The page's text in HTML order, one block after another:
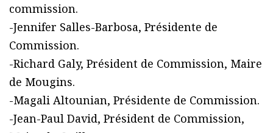
commission.
-Jennifer Salles-Barbosa, Présidente de
Commission.
-Richard Galy, Président de Commission, Maire
de Mougins.
-Magali Altounian, Présidente de Commission.
-Jean-Paul David, Président de Commission,